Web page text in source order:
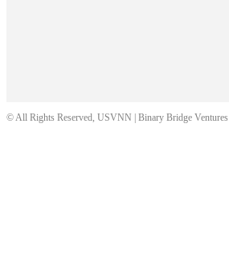
© All Rights Reserved, USVNN | Binary Bridge Ventures